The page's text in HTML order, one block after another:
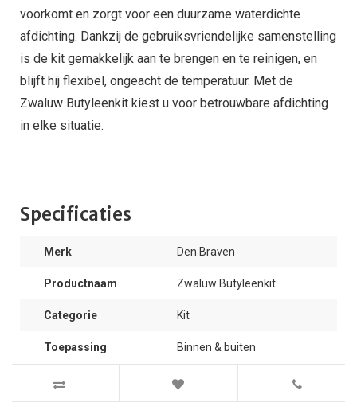
voorkomt en zorgt voor een duurzame waterdichte
afdichting. Dankzij de gebruiksvriendelijke samenstelling
is de kit gemakkelijk aan te brengen en te reinigen, en
blijft hij flexibel, ongeacht de temperatuur. Met de
Zwaluw Butyleenkit kiest u voor betrouwbare afdichting
in elke situatie.
Specificaties
Merk Den Braven
Productnaam Zwaluw Butyleenkit
Categorie Kit
Toepassing Binnen & buiten